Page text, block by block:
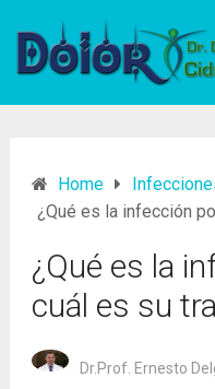
Home
¿Qué es la infección
¿Qué es la
cuál es su
Dr.Prof. Ernesto